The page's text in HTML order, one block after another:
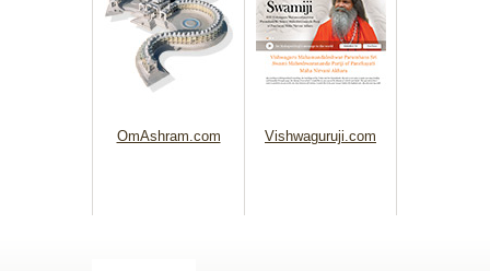
OmAshram.com Vishwaguruji.com